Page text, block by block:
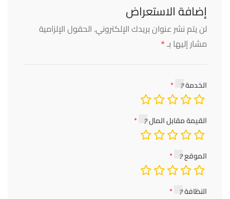
إضافة الاستعراض
لن يتم نشر عنوان بريدك الإلكتروني. الحقول الإلزامية
مشار إليها بـ*
الخدمة
القيمة مقابل المال
الموقع
النظافة